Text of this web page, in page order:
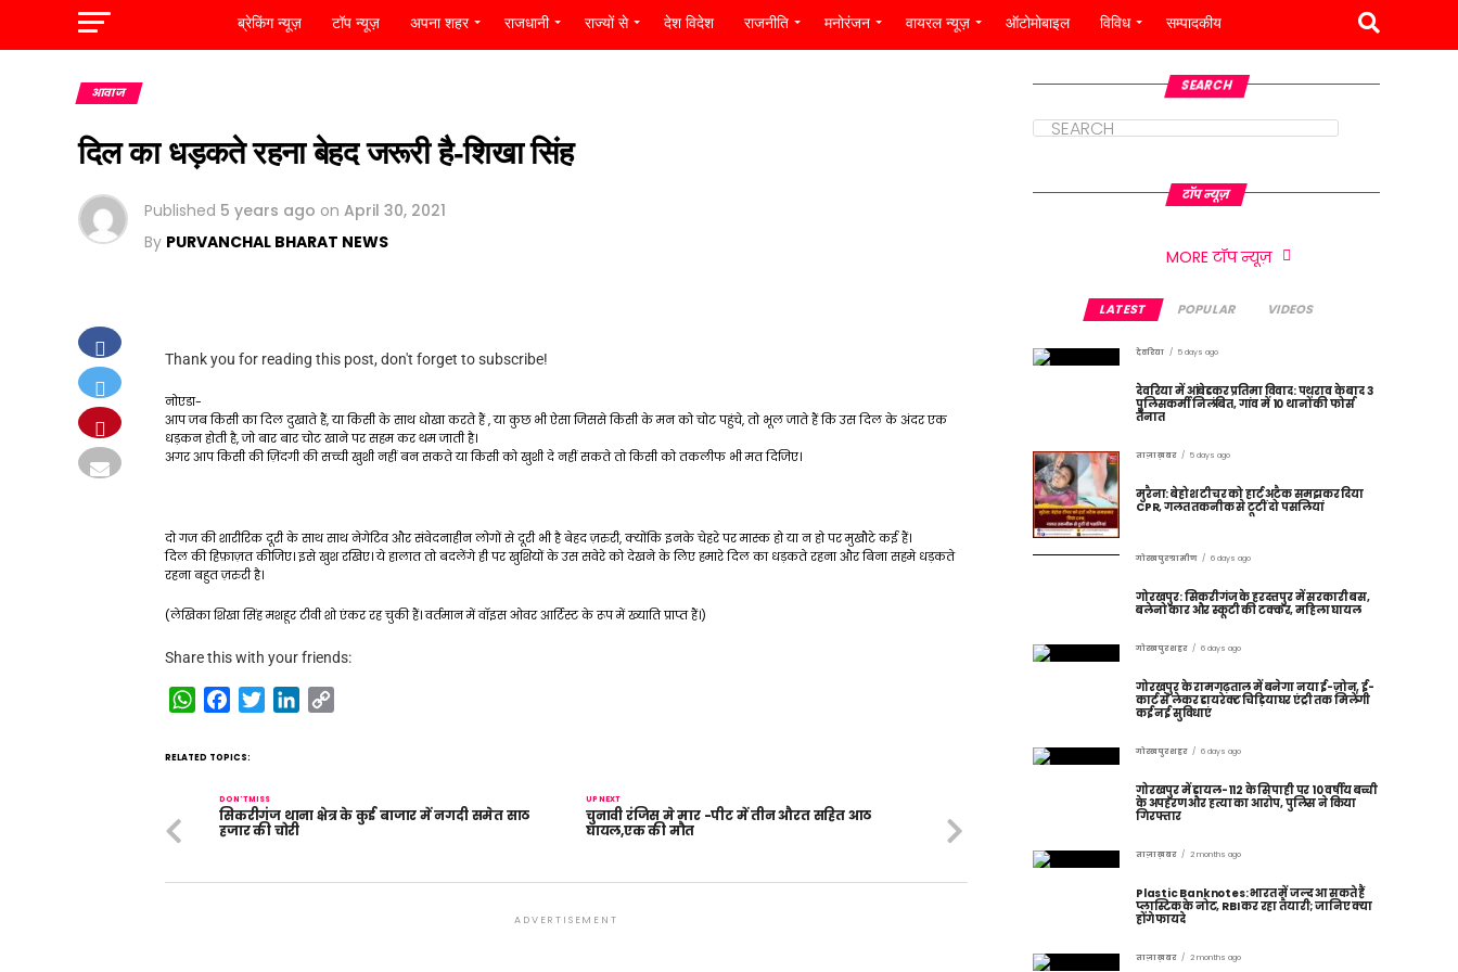
ब्रेकिंग न्यूज़ टॉप न्यूज़ अपना शहर राजधानी राज्यों से देश विदेश राजनीति मनोरंजन वायरल न्यूज़ ऑटोमोबाइल विविध सम्पादकीय
आवाज
दिल का धड़कते रहना बेहद जरूरी है-शिखा सिंह
Published 5 years ago on April 30, 2021
By PURVANCHAL BHARAT NEWS
Thank you for reading this post, don't forget to subscribe!
नोएडा-
आप जब किसी का दिल दुखाते हैं, या किसी के साथ धोखा करते हैं , या कुछ भी ऐसा जिससे किसी के मन को चोट पहुंचे, तो भूल जाते हैं कि उस दिल के अंदर एक
धड़कन होती है, जो बार बार चोट खाने पर सहम कर थम जाती है।
अगर आप किसी की ज़िंदगी की सच्ची खुशी नहीं बन सकते या किसी को खुशी दे नहीं सकते तो किसी को तकलीफ भी मत दिजिए।
दो गज की शारीरिक दूरी के साथ साथ नेगेटिव और संवेदनाहीन लोगों से दूरी भी है बेहद ज़रुरी, क्योंकि इनके चेहरे पर मास्क हो या न हो पर मुखौटे कई हैं।
दिल की हिफ़ाज़त कीजिए। इसे खुश रखिए। ये हालात तो बदलेंगे ही पर खुशियों के उस सवेरे को देखने के लिए हमारे दिल का धड़कते रहना और बिना सहमे धड़कते
रहना बहुत ज़रुरी है।
(लेखिका शिखा सिंह मशहूर टीवी शो एंकर रह चुकी हैं। वर्तमान में वॉइस ओवर आर्टिस्ट के रूप में ख्याति प्राप्त हैं।)
Share this with your friends:
WhatsAppFacebookTwitterLinkedIn
RELATED TOPICS:
UP NEXT
चुनावी रंजिस मे मार -पीट में तीन औरत सहित आठ
घायल,एक की मौत
DON'T MISS
सिकरीगंज थाना क्षेत्र के कुई बाजार में नगदी समेत साठ
हजार की चोरी
ADVERTISEMENT
SEARCH
टॉप न्यूज़
MORE टॉप न्यूज़
LATEST POPULAR VIDEOS
देवरिया 5 days ago
देवरिया में आंबेडकर प्रतिमा विवाद: पथराव के बाद 3
पुलिसकर्मी निलंबित, गांव में 10 थानों की फोर्स
तैनात
ताज़ा ख़बर 5 days ago
मुरैना: बेहोश टीचर को हार्ट अटैक समझकर दिया
CPR, गलत तकनीक से टूटीं दो पसलियां
गोरखपुर ग्रामीण 6 days ago
गोरखपुर: सिकरीगंज के हरदत्तपुर में सरकारी बस,
बलेनो कार और स्कूटी की टक्कर, महिला घायल
गोरखपुर शहर 6 days ago
गोरखपुर के रामगढ़ताल में बनेगा नया ई-ज़ोन, ई-
कार्ट से लेकर डायरेक्ट चिड़ियाघर एंट्री तक मिलेंगी
कई नई सुविधाएं
गोरखपुर शहर 6 days ago
गोरखपुर में डायल-112 के सिपाही पर 10 वर्षीय बच्ची
के अपहरण और हत्या का आरोप, पुलिस ने किया
गिरफ्तार
ताज़ा ख़बर 2 months ago
Plastic Banknotes: भारत में जल्द आ सकते हैं
प्लास्टिक के नोट, RBI कर रहा तैयारी; जानिए क्या
होंगे फायदे
ताज़ा ख़बर 2 months ago